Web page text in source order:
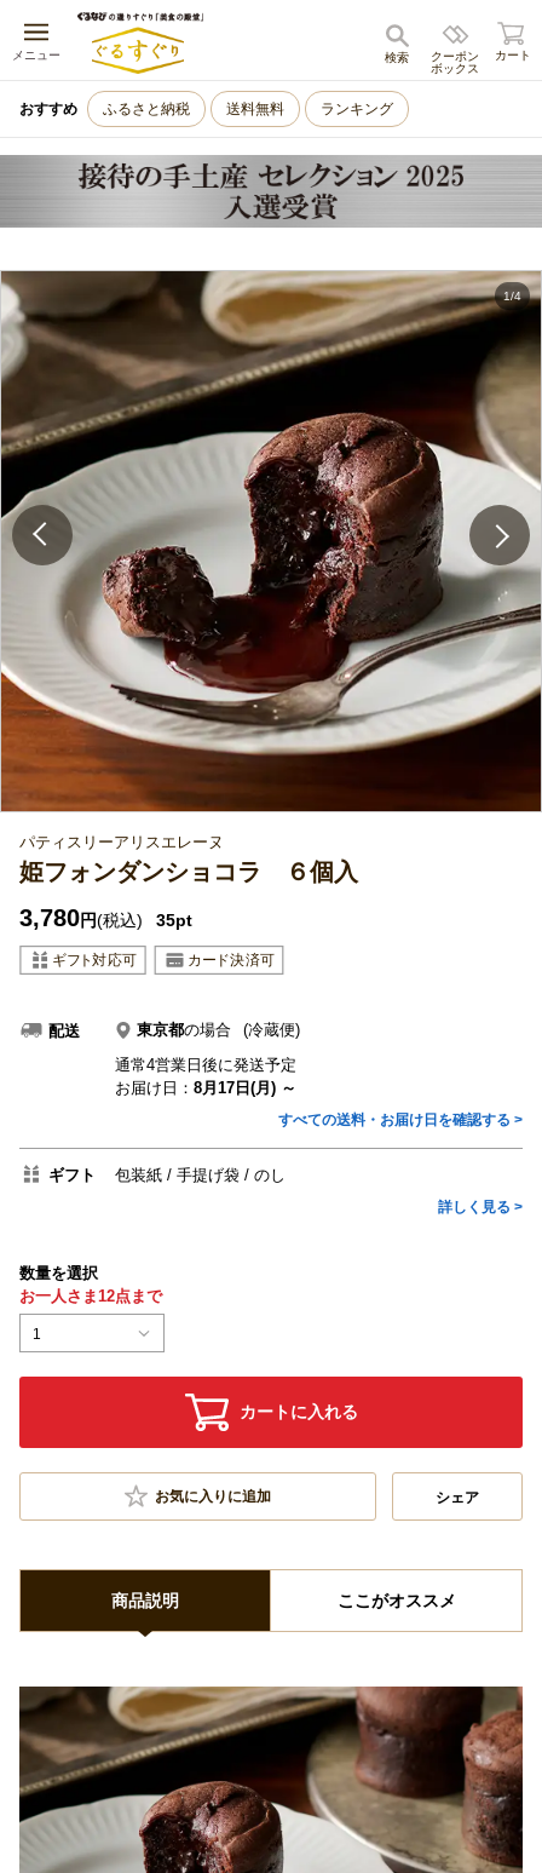
メニュー
キャンセル
クーポン
ボックス
検索 カート
おすすめ ふるさと納税 送料無料 ランキング
1/4
パティスリーアリスエレーヌ
姫フォンダンショコラ ６個入
3,780円(税込) 35pt
配送 東京都の場合
(冷蔵便)
通常4営業日後に発送予定
お届け日： 8月17日(月) ～
すべての送料・お届け日を確認する >
ギフト 包装紙 手提げ袋 のし
詳しく見る >
数量を選択
お一人さま12点まで
1
カートに入れる
お気に入りに追加 シェア
商品説明 ここがオススメ